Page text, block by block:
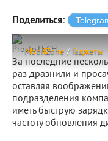
Поделиться:
MobilZone / Гаджеты
ProstoTECH
За последние
раз дразнили и
оставляя
подразделения
иметь быструю
частоту обновления